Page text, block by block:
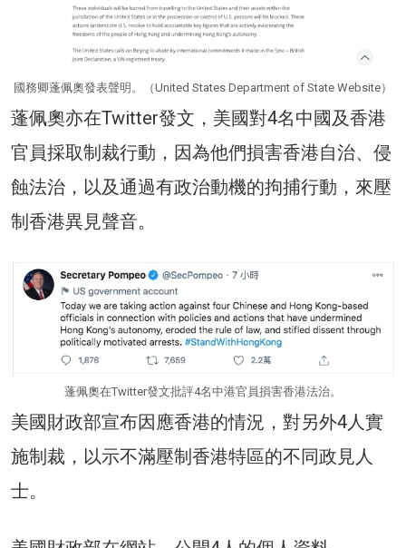
國務卿蓬佩奧發表聲明。（United States Department of State Website）
蓬佩奧亦在Twitter發文，美國對4名中國及香港
官員採取制裁行動，因為他們損害香港自治、侵
蝕法治，以及通過有政治動機的拘捕行動，來壓
制香港異見聲音。
蓬佩奧在Twitter發文批評4名中港官員損害香港法治。
美國財政部宣布因應香港的情況，對另外4人實
施制裁，以示不滿壓制香港特區的不同政見人
士。